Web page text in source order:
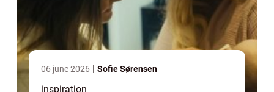
06 june 2026 Sofie Sørensen
inspiration